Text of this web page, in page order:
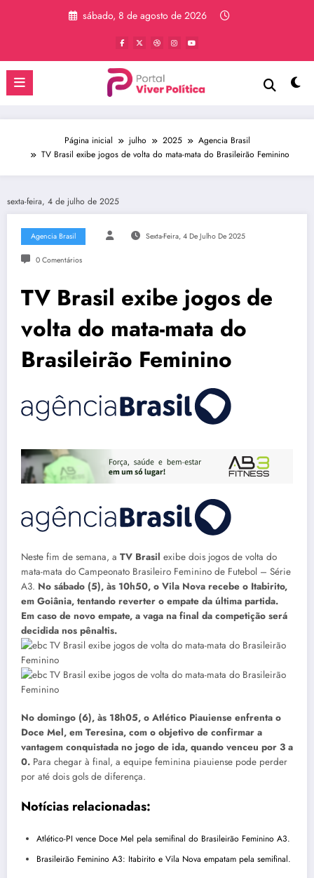
sábado, 8 de agosto de 2026
Página inicial julho 2025
Agencia Brasil
TV Brasil exibe jogos de volta do mata-mata do Brasileirão Feminino
sexta-feira, 4 de julho de 2025
Agencia Brasil Sexta-Feira, 4 De Julho De 2025
0 Comentários
TV Brasil exibe jogos de
volta do mata-mata do
Brasileirão Feminino
Neste fim de semana, a TV Brasil exibe dois jogos de volta do
mata-mata do Campeonato Brasileiro Feminino de Futebol – Série
A3. No sábado (5), às 10h50, o Vila Nova recebe o Itabirito,
em Goiânia, tentando reverter o empate da última partida.
Em caso de novo empate, a vaga na final da competição será
decidida nos pênaltis.
No domingo (6), às 18h05, o Atlético Piauiense enfrenta o
Doce Mel, em Teresina, com o objetivo de confirmar a
vantagem conquistada no jogo de ida, quando venceu por 3 a
0. Para chegar à final, a equipe feminina piauiense pode perder
por até dois gols de diferença.
Notícias relacionadas:
Atlético-PI vence Doce Mel pela semifinal do Brasileirão Feminino A3.
Brasileirão Feminino A3: Itabirito e Vila Nova empatam pela semifinal.